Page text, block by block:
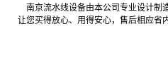
南京流水线设备由本公司专业设计制
让您买得放心、用得安心，售后相应省